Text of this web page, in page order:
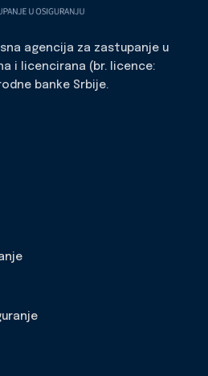
agencija za zastupanje u
i licencirana (br. licence:
banke Srbije.